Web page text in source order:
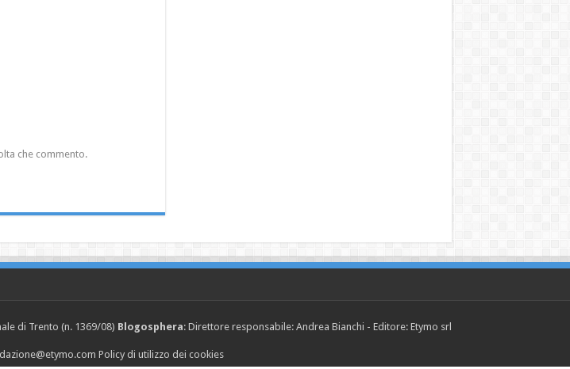
che commento.
di Trento (n. 1369/08) Blogosphera: Direttore responsabile: Andrea Bianchi - Editore: Etymo srl
Policy di utilizzo dei cookies